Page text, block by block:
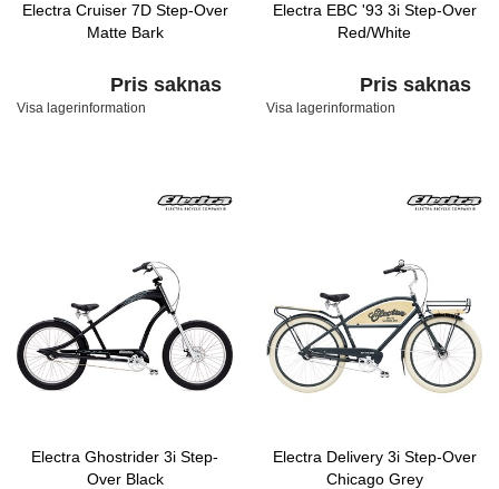
Electra Cruiser 7D Step-Over
Matte Bark
Pris saknas
Visa lagerinformation
Electra EBC '93 3i Step-Over
Red/White
Pris saknas
Visa lagerinformation
Electra Ghostrider 3i Step-
Over Black
Electra Delivery 3i Step-Over
Chicago Grey